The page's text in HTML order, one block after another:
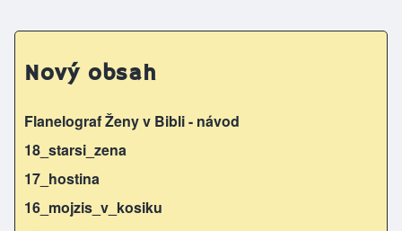
Nový obsah
Flanelograf Ženy v Bibli - návod
18_starsi_zena
17_hostina
16_mojzis_v_kosiku